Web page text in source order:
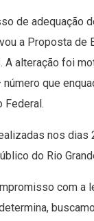
de adequação
a Proposta de
A alteração foi
que
Federal.
nos dias
do Rio
com a